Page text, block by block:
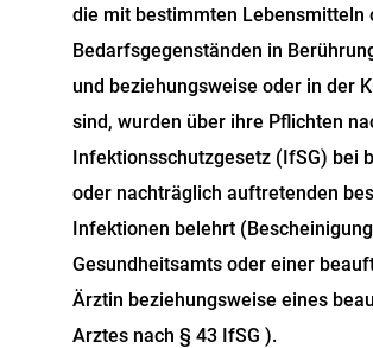
die mit bestimmten Lebensmitteln
Bedarfsgegenständen in
und beziehungsweise oder in der
sind, wurden über ihre Pflichten
Infektionsschutzgesetz (IfSG) bei
oder nachträglich auftretenden
Infektionen belehrt
Gesundheitsamts oder einer
Ärztin beziehungsweise eines
Arztes nach § 43 IfSG ).